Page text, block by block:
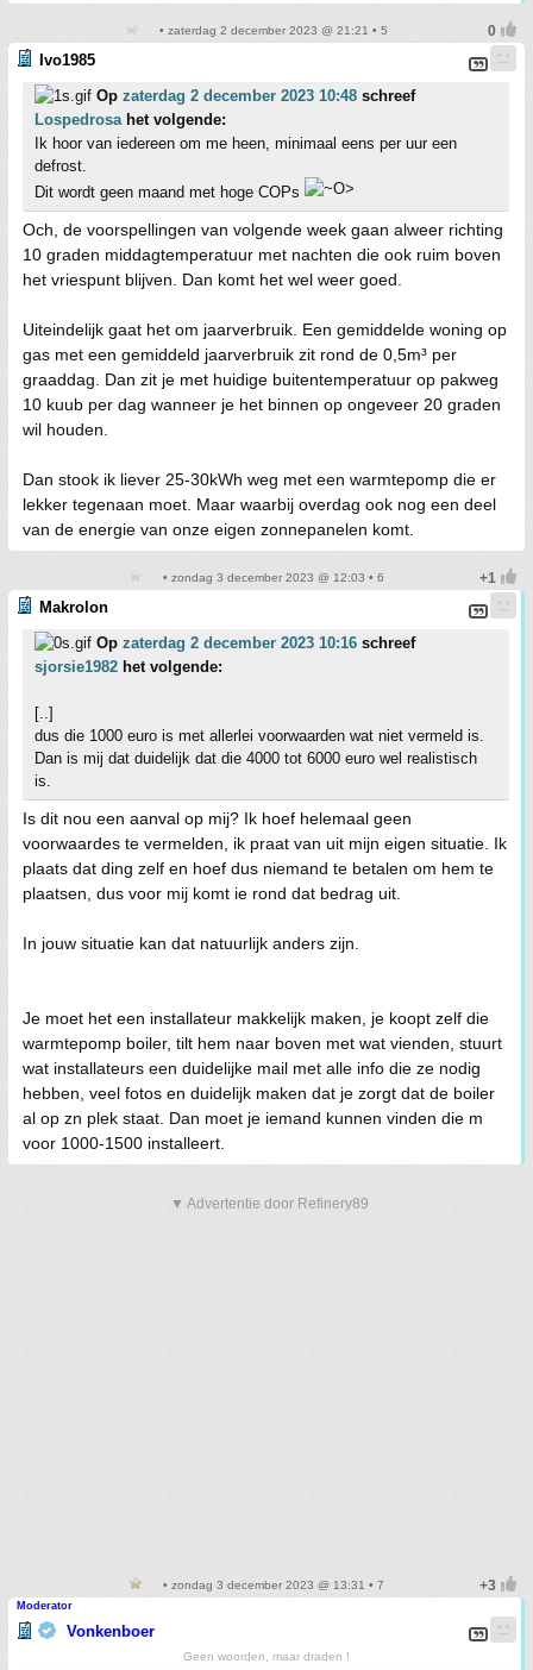
• zaterdag 2 december 2023 @ 21:21 • 5
Ivo1985
Op zaterdag 2 december 2023 10:48 schreef
Lospedrosahet volgende:
Ik hoor van iedereen om me heen, minimaal eens per uur een
defrost.
Dit wordt geen maand met hoge COPs
Och, de voorspellingen van volgende week gaan alweer richting
10 graden middagtemperatuur met nachten die ook ruim boven
het vriespunt blijven. Dan komt het wel weer goed.
Uiteindelijk gaat het om jaarverbruik. Een gemiddelde woning op
gas met een gemiddeld jaarverbruik zit rond de 0,5m³ per
graaddag. Dan zit je met huidige buitentemperatuur op pakweg
10 kuub per dag wanneer je het binnen op ongeveer 20 graden
wil houden.
Dan stook ik liever 25-30kWh weg met een warmtepomp die er
lekker tegenaan moet. Maar waarbij overdag ook nog een deel
van de energie van onze eigen zonnepanelen komt.
• zondag 3 december 2023 @ 12:03 • 6
Makrolon
Op zaterdag 2 december 2023 10:16 schreef
sjorsie1982 het volgende:
[..]
dus die 1000 euro is met allerlei voorwaarden wat niet vermeld is.
Dan is mij dat duidelijk dat die 4000 tot 6000 euro wel realistisch
is.
Is dit nou een aanval op mij? Ik hoef helemaal geen
voorwaardes te vermelden, ik praat van uit mijn eigen situatie. Ik
plaats dat ding zelf en hoef dus niemand te betalen om hem te
plaatsen, dus voor mij komt ie rond dat bedrag uit.
In jouw situatie kan dat natuurlijk anders zijn.
Je moet het een installateur makkelijk maken, je koopt zelf die
warmtepomp boiler, tilt hem naar boven met wat vienden, stuurt
wat installateurs een duidelijke mail met alle info die ze nodig
hebben, veel fotos en duidelijk maken dat je zorgt dat de boiler
al op zn plek staat. Dan moet je iemand kunnen vinden die m
voor 1000-1500 installeert.
▼ Advertentie door Refinery89
• zondag 3 december 2023 @ 13:31 • 7
Moderator
Vonkenboer
Geen woorden, maar draden !